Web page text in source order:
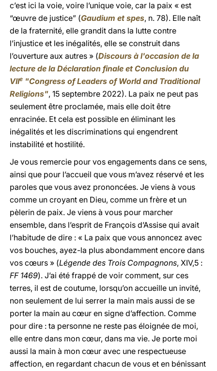
c’est ici la voie, voire l’unique voie, car la paix « est
“œuvre de justice” (Gaudium et spes, n. 78). Elle naît
de la fraternité, elle grandit dans la lutte contre
l’injustice et les inégalités, elle se construit dans
l’ouverture aux autres » (Discours à l'occasion de la
lecture de la Déclaration finale et Conclusion du
VIIe "Congress of Leaders of World and Traditional
Religions", 15 septembre 2022). La paix ne peut pas
seulement être proclamée, mais elle doit être
enracinée. Et cela est possible en éliminant les
inégalités et les discriminations qui engendrent
instabilité et hostilité.
Je vous remercie pour vos engagements dans ce sens,
ainsi que pour l’accueil que vous m’avez réservé et les
paroles que vous avez prononcées. Je viens à vous
comme un croyant en Dieu, comme un frère et un
pèlerin de paix. Je viens à vous pour marcher
ensemble, dans l’esprit de François d’Assise qui avait
l’habitude de dire : « La paix que vous annoncez avec
vos bouches, ayez-la plus abondamment encore dans
vos cœurs » (Légende des Trois Compagnons, XIV,5 :
FF 1469). J’ai été frappé de voir comment, sur ces
terres, il est de coutume, lorsqu’on accueille un invité,
non seulement de lui serrer la main mais aussi de se
porter la main au cœur en signe d’affection. Comme
pour dire : ta personne ne reste pas éloignée de moi,
elle entre dans mon cœur, dans ma vie. Je porte moi
aussi la main à mon cœur avec une respectueuse
affection, en regardant chacun de vous et en bénissant